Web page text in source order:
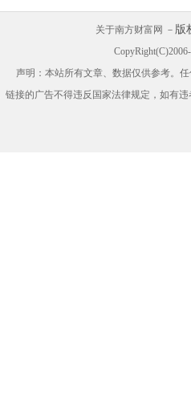
关于南方财富网 － 版
声明：本站所有文章、数据仅供参考。
链接的广告不得违反国家法律规定，如有